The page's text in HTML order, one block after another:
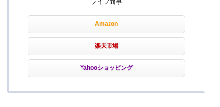
ライフ商事
Amazon
楽天市場
Yahooショッピング